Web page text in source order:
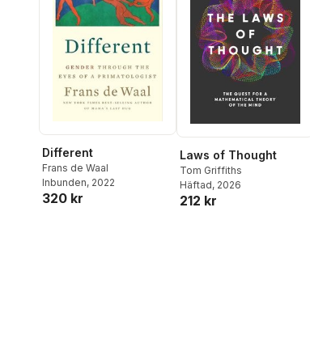
Different
Frans de Waal
Inbunden, 2022
320 kr
Laws of Thought
Tom Griffiths
Häftad, 2026
212 kr